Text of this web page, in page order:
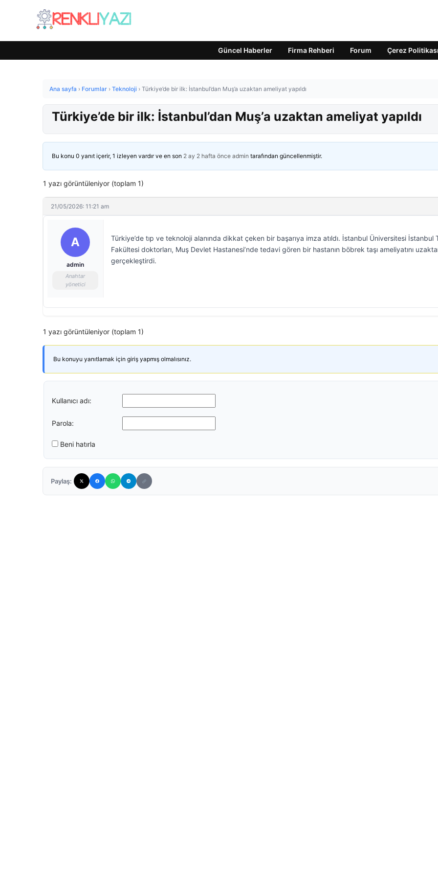
Güncel Haberler Firma Rehberi Forum Çerez Politikası
Ana sayfa › Forumlar › Teknoloji › Türkiye’de bir ilk: İstanbul’dan Muş’a uzaktan ameliyat yapıldı
Türkiye’de bir ilk: İstanbul’dan Muş’a uzaktan ameliyat yapıldı
Bu konu 0 yanıt içerir, 1 izleyen vardır ve en son 2 ay 2 hafta önce admin tarafından güncellenmiştir.
1 yazı görüntüleniyor (toplam 1)
21/05/2026: 11:21 am
A
admin
Anahtar
yönetici
Türkiye’de tıp ve teknoloji alanında dikkat çeken bir başarıya imza atıldı. İstanbul Üniversitesi İstanbul
Fakültesi doktorları, Muş Devlet Hastanesi’nde tedavi gören bir hastanın böbrek taşı ameliyatını
gerçekleştirdi.
1 yazı görüntüleniyor (toplam 1)
Bu konuyu yanıtlamak için giriş yapmış olmalısınız.
Kullanıcı adı:
Parola:
Beni hatırla
Paylaş: